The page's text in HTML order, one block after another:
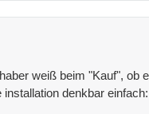
weiß beim "Kauf", ob
denkbar einfach: